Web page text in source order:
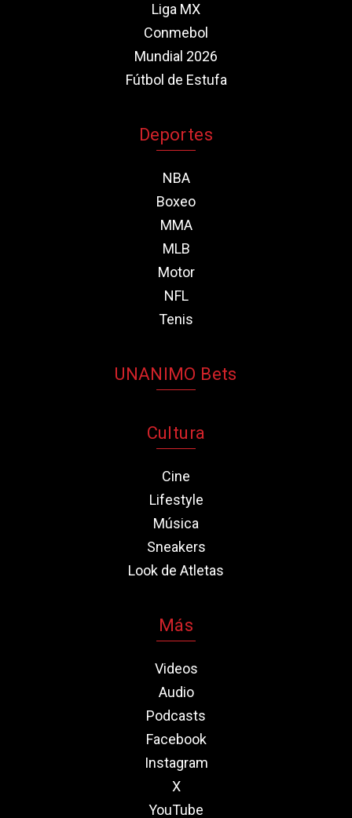
Liga MX
Conmebol
Mundial 2026
Fútbol de Estufa
Deportes
NBA
Boxeo
MMA
MLB
Motor
NFL
Tenis
UNANIMO Bets
Cultura
Cine
Lifestyle
Música
Sneakers
Look de Atletas
Más
Videos
Audio
Podcasts
Facebook
Instagram
X
YouTube